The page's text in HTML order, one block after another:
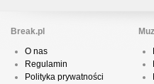
Break.pl
O nas
Regulamin
Polityka prywatności